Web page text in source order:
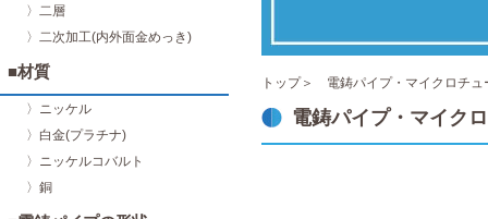
〉二層
〉二次加工(内外面金めっき)
■材質
〉ニッケル
〉白金(プラチナ)
〉ニッケルコバルト
〉銅
トップ＞ 電鋳パイプ・マイクロチ
電鋳パイプ・マイ